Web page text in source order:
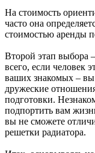
На стоимость
часто она
стоимостью аренды
Второй этап выбора
всего, если человек
ваших знакомых – вы
дружеские
подготовки.
подпортить вам
вы не сможете
решетки радиатора.